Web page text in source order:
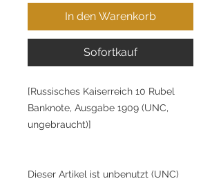
In den Warenkorb
Sofortkauf
[Russisches Kaiserreich 10 Rubel
Banknote, Ausgabe 1909 (UNC,
ungebraucht)]
Dieser Artikel ist unbenutzt (UNC)